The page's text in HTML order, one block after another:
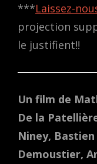
***Laissez-
projection
le justifient!!
Un film de
De la
Niney,
Demoustier,